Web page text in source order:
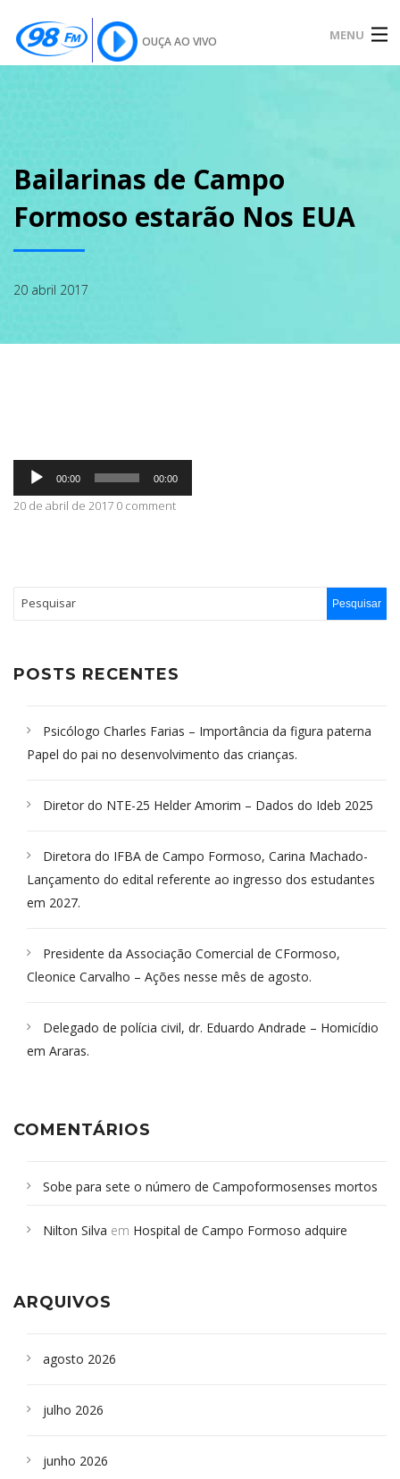
OUÇA AO VIVO MENU
SOBRE
CONTATO
Bailarinas de Campo
Formoso estarão Nos EUA
20 abril 2017
Tocador
áudio
00:00 00:00
20 de abril de 2017 0 comment
POSTS RECENTES
Psicólogo Charles Farias – Importância da figura paterna
Papel do pai no desenvolvimento das crianças.
Diretor do NTE-25 Helder Amorim – Dados do Ideb 2025
Diretora do IFBA de Campo Formoso, Carina Machado-
Lançamento do edital referente ao ingresso dos estudantes
em 2027.
Presidente da Associação Comercial de CFormoso,
Cleonice Carvalho – Ações nesse mês de agosto.
Delegado de polícia civil, dr. Eduardo Andrade – Homicídio
em Araras.
COMENTÁRIOS
Sobe para sete o número de Campoformosenses mortos
Campoformosenses que morreram em desabamentos são
Nilton Silva em Hospital de Campo Formoso adquire
ARQUIVOS
agosto 2026
julho 2026
junho 2026